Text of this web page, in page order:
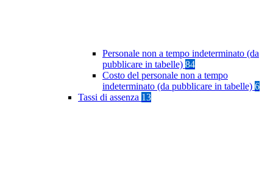
Personale non a tempo indeterminato (da
pubblicare in tabelle) 84
Costo del personale non a tempo
indeterminato (da pubblicare in tabelle) 6
Tassi di assenza 13